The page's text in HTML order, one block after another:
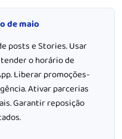
de maio
posts e Stories. Usar
o horário de
Liberar promoções-
Ativar parcerias
Garantir reposição